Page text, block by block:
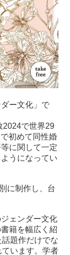
ー文化」で
2024で世界29
初めて同性婚
に関して一定
うになってい
に制作し、台
ェンダー文化
籍を幅広く紹
題作だけでな
います。学者